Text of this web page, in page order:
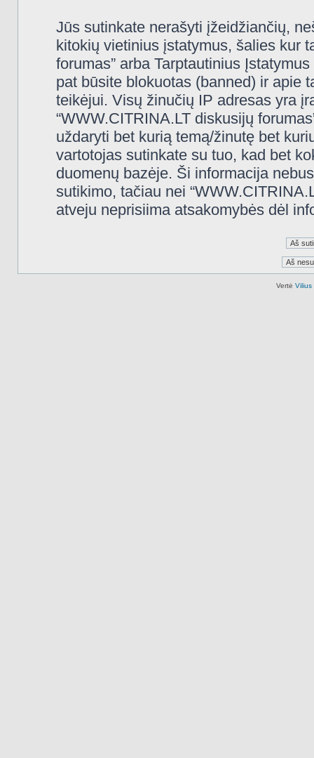
Jūs sutinkate nerašyti įžeidžiančių,
kitokių vietinius įstatymus, šalies kur
forumas” arba Tarptautinius
pat būsite blokuotas (banned) ir apie
teikėjui. Visų žinučių IP adresas yra
“WWW.CITRINA.LT diskusijų
uždaryti bet kurią temą/žinutę bet
vartotojas sutinkate su tuo, kad bet
duomenų bazėje. Ši informacija
sutikimo, tačiau nei
atveju neprisiima atsakomybės dėl
Vertė Vilius